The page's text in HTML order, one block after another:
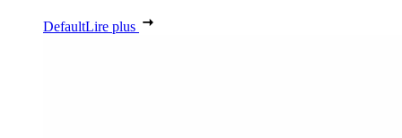
DefaultLire plus